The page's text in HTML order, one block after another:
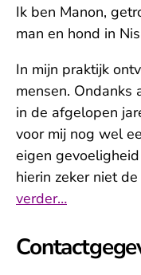
Ik ben Manon,
man en hond in
In mijn praktijk
mensen. Ondanks
in de afgelopen
voor mij nog wel
eigen
hierin zeker niet
verder…